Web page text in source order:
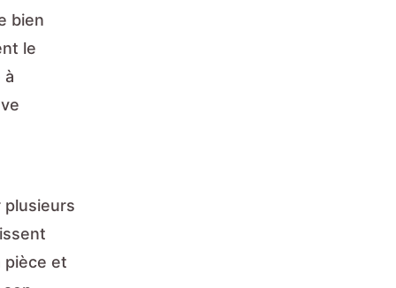
bien
le
à
plusieurs
pièce et